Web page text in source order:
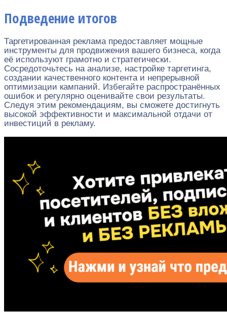
Подведение итогов
Таргетированная реклама предоставляет мощные
инструменты для продвижения вашего бизнеса, когда
её используют грамотно и стратегически.
Сосредоточьтесь на анализе, настройке таргетинга,
создании качественного контента и непрерывной
оптимизации кампаний. Избегайте распространённых
ошибок и регулярно оценивайте свои результаты.
Следуя этим рекомендациям, вы сможете достигнуть
высокой эффективности и максимальной отдачи от
инвестиций в рекламу.